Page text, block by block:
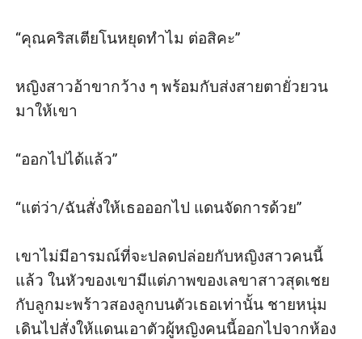
“คุณคริสเตียโนหยุดทำไม ต่อสิคะ”
หญิงสาวอ้าขากว้าง ๆ พร้อมกับส่งสายตายั่วยวน
มาให้เขา
“ออกไปได้แล้ว”
“แต่ว่า/ฉันสั่งให้เธอออกไป แดนจัดการด้วย”
เขาไม่มีอารมณ์ที่จะปลดปล่อยกับหญิงสาวคนนี้
แล้ว ในหัวของเขามีแต่ภาพของเลขาสาวสุดเชย
กับลูกมะพร้าวสองลูกบนตัวเธอเท่านั้น ชายหนุ่ม
เดินไปสั่งให้แดนเอาตัวผู้หญิงคนนี้ออกไปจากห้อง